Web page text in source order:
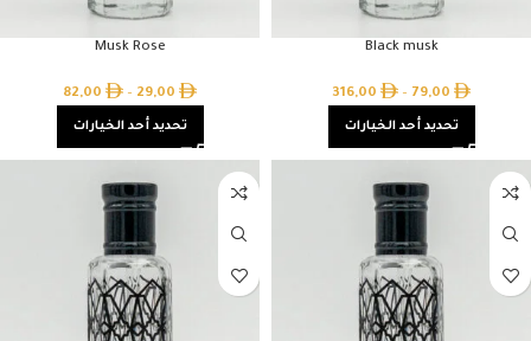
Black musk
79,00
–
316,00
تحديد أحد الخيارات
Musk Rose
29,00
–
82,00
تحديد أحد الخيارات